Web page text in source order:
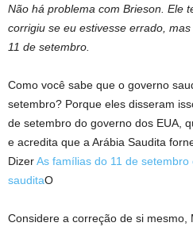
Não há problema com Brieson. Ele
corrigiu se eu estivesse errado,
11 de setembro.
Como você sabe que o governo
setembro? Porque eles disseram
de setembro do governo dos EUA,
e acredita que a Arábia Saudita
DizerAs famílias do 11 de
sauditaO
Considere a correção de si mesmo,